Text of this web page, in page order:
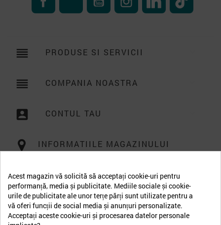
reorder PRODUSE SI SERVICII
reorder COMPANIA NOASTRA
account_box CONTUL TAU
INFORMATIILE MAGAZINULUI
Acest magazin vă solicită să acceptați cookie-uri pentru
performanță, media și publicitate. Mediile sociale și cookie-
urile de publicitate ale unor terțe părți sunt utilizate pentru a
vă oferi funcții de social media și anunțuri personalizate.
Acceptați aceste cookie-uri și procesarea datelor personale